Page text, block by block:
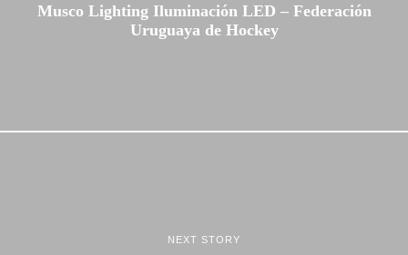
Musco Lighting Iluminación LED – Federación
Uruguaya de Hockey
NEXT STORY